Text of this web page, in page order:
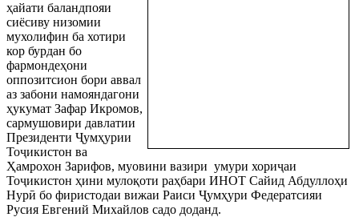
ҳайати баландпояи
сиёсиву низомии
мухолифин ба хотири
кор бурдан бо
фармондеҳони
оппозитсион бори аввал
аз забони намояндагони
ҳукумат Зафар Икромов,
сармушовири давлатии
Президенти Ҷумҳурии
Тоҷикистон ва
Ҳамрохон Зарифов, муовини вазири умури хориҷаи
Тоҷикистон ҳини мулоқоти раҳбари ИНОТ Сайид Абдуллоҳи
Нурӣ бо фиристодаи вижаи Раиси Ҷумҳури Федератсияи
Русия Евгений Михайлов садо доданд.